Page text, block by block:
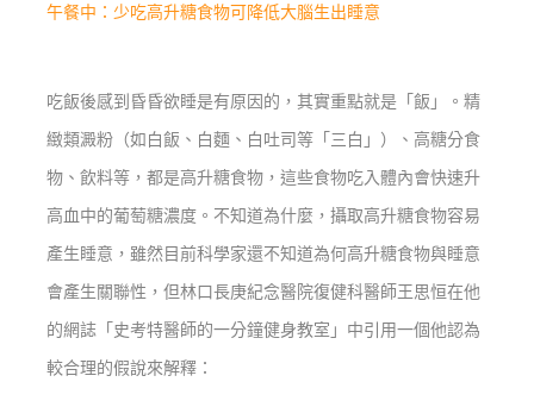
午餐中：少吃高升糖食物可降低大腦生出睡意
吃飯後感到昏昏欲睡是有原因的，其實重點就是「飯」。精
緻類澱粉（如白飯、白麵、白吐司等「三白」）、高糖分食
物、飲料等，都是高升糖食物，這些食物吃入體內會快速升
高血中的葡萄糖濃度。不知道為什麼，攝取高升糖食物容易
產生睡意，雖然目前科學家還不知道為何高升糖食物與睡意
會產生關聯性，但林口長庚紀念醫院復健科醫師王思恒在他
的網誌「史考特醫師的一分鐘健身教室」中引用一個他認為
較合理的假說來解釋：